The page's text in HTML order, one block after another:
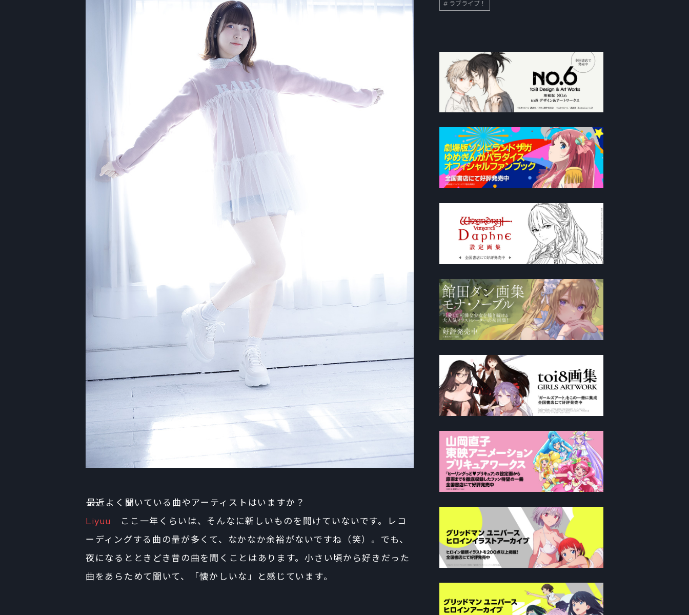
――最近よく聞いている曲やアーティストはいますか？
Liyuu
ここ一年くらいは、そんなに新しいものを聞けていないです。レコ
ーディングする曲の量が多くて、なかなか余裕がないですね（笑）。でも、
夜になるとときどき昔の曲を聞くことはあります。小さい頃から好きだった
曲をあらためて聞いて、「懐かしいな」と感じています。
ラブライブ！